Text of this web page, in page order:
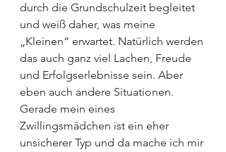
durch die Grundschulzeit begleitet
und weiß daher, was meine
„Kleinen“ erwartet. Natürlich werden
das auch ganz viel Lachen, Freude
und Erfolgserlebnisse sein. Aber
eben auch andere Situationen.
Gerade mein eines
Zwillingsmädchen ist ein eher
unsicherer Typ und da mache ich mir